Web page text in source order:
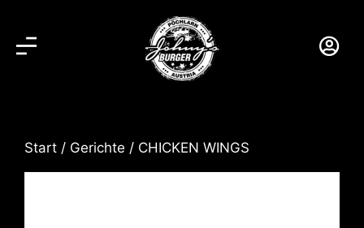
Start / Gerichte / CHICKEN WINGS